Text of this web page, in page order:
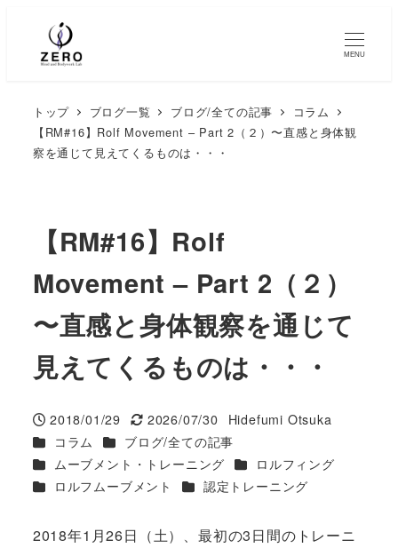
MENU
トップ ブログ一覧 ブログ/全ての記事
コラム
【RM#16】Rolf Movement – Part 2（２）〜直感と身体観
察を通じて見えてくるものは・・・
【RM#16】Rolf
Movement – Part 2（２）
〜直感と身体観察を通じて
見えてくるものは・・・
投稿日
2018/01/29
更新日
2026/07/30
著
者
Hidefumi Otsuka
カテゴリー
コラム カテゴリー
ブログ/全ての記事
カテゴリー
ムーブメント・トレーニング カテゴリー
ロルフィング
カテゴリー
ロルフムーブメント カテゴリー
認定トレーニング
2018年1月26日（土）、最初の3日間のトレーニ